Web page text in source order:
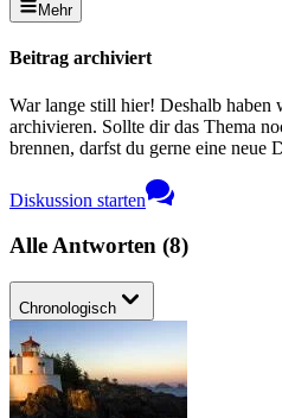
Mehr
Beitrag archiviert
War lange still hier! Deshalb haben
archivieren. Sollte dir das Thema
brennen, darfst du gerne eine neue
Diskussion starten
Alle Antworten (8)
Chronologisch